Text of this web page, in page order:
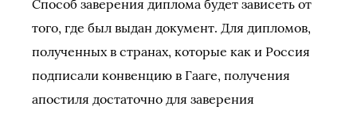
Способ заверения диплома будет зависеть от
того, где был выдан документ. Для дипломов,
полученных в странах, которые как и Россия
подписали конвенцию в Гааге, получения
апостиля достаточно для заверения